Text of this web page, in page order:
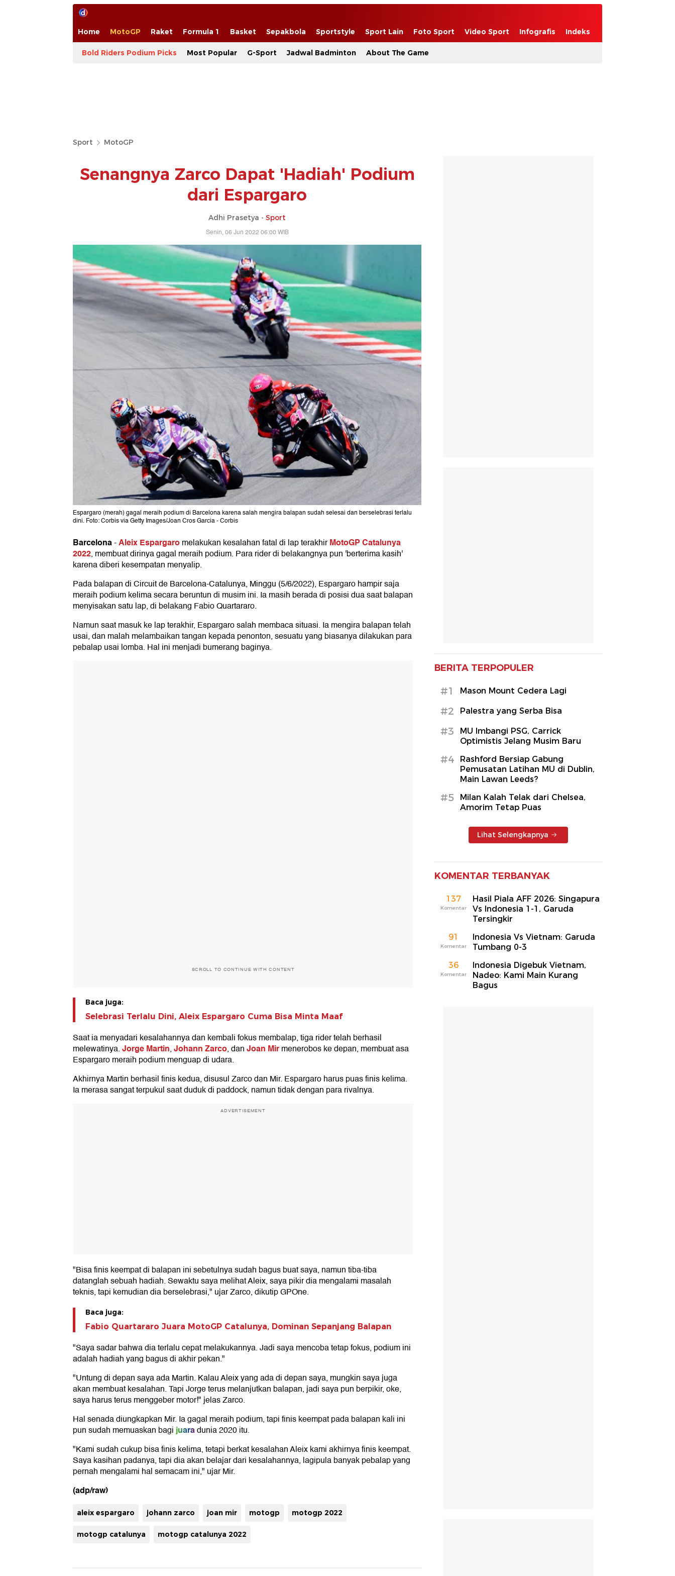
Home MotoGP Raket Formula 1 Basket Sepakbola Sportstyle Sport Lain Foto Sport Video Sport Infografis Indeks
Bold Riders Podium Picks Most Popular G-Sport Jadwal Badminton About The Game
Sport MotoGP
Senangnya Zarco Dapat 'Hadiah' Podium
dari Espargaro
Adhi Prasetya - Sport
Senin, 06 Jun 2022 06:00 WIB
Espargaro (merah) gagal meraih podium di Barcelona karena salah mengira balapan sudah selesai dan berselebrasi terlalu
dini. Foto: Corbis via Getty Images/Joan Cros Garcia - Corbis
Barcelona-Aleix Espargaromelakukan kesalahan fatal di lap terakhirMotoGP Catalunya
2022, membuat dirinya gagal meraih podium. Para rider di belakangnya pun 'berterima kasih'
karena diberi kesempatan menyalip.
Pada balapan di Circuit de Barcelona-Catalunya, Minggu (5/6/2022), Espargaro hampir saja
meraih podium kelima secara beruntun di musim ini. Ia masih berada di posisi dua saat balapan
menyisakan satu lap, di belakang Fabio Quartararo.
Namun saat masuk ke lap terakhir, Espargaro salah membaca situasi. Ia mengira balapan telah
usai, dan malah melambaikan tangan kepada penonton, sesuatu yang biasanya dilakukan para
pebalap usai lomba. Hal ini menjadi bumerang baginya.
SCROLL TO CONTINUE WITH CONTENT
Baca juga:
Selebrasi Terlalu Dini, Aleix Espargaro Cuma Bisa Minta Maaf
Saat ia menyadari kesalahannya dan kembali fokus membalap, tiga rider telah berhasil
melewatinya.Jorge Martin,Johann Zarco, danJoan Mirmenerobos ke depan, membuat asa
Espargaro meraih podium menguap di udara.
Akhirnya Martin berhasil finis kedua, disusul Zarco dan Mir. Espargaro harus puas finis kelima.
Ia merasa sangat terpukul saat duduk di paddock, namun tidak dengan para rivalnya.
ADVERTISEMENT
"Bisa finis keempat di balapan ini sebetulnya sudah bagus buat saya, namun tiba-tiba
datanglah sebuah hadiah. Sewaktu saya melihat Aleix, saya pikir dia mengalami masalah
teknis, tapi kemudian dia berselebrasi," ujar Zarco, dikutip GPOne.
Baca juga:
Fabio Quartararo Juara MotoGP Catalunya, Dominan Sepanjang Balapan
"Saya sadar bahwa dia terlalu cepat melakukannya. Jadi saya mencoba tetap fokus, podium ini
adalah hadiah yang bagus di akhir pekan."
"Untung di depan saya ada Martin. Kalau Aleix yang ada di depan saya, mungkin saya juga
akan membuat kesalahan. Tapi Jorge terus melanjutkan balapan, jadi saya pun berpikir, oke,
saya harus terus menggeber motor!" jelas Zarco.
Hal senada diungkapkan Mir. Ia gagal meraih podium, tapi finis keempat pada balapan kali ini
pun sudah memuaskan bagijuaradunia 2020 itu.
"Kami sudah cukup bisa finis kelima, tetapi berkat kesalahan Aleix kami akhirnya finis keempat.
Saya kasihan padanya, tapi dia akan belajar dari kesalahannya, lagipula banyak pebalap yang
pernah mengalami hal semacam ini," ujar Mir.
(adp/raw)
aleix espargaro johann zarco joan mir motogp motogp 2022
motogp catalunya motogp catalunya 2022
BERITA TERPOPULER
#1 Mason Mount Cedera Lagi
#2 Palestra yang Serba Bisa
#3
MU Imbangi PSG, Carrick
Optimistis Jelang Musim Baru
#4
Rashford Bersiap Gabung
Pemusatan Latihan MU di Dublin,
Main Lawan Leeds?
#5
Milan Kalah Telak dari Chelsea,
Amorim Tetap Puas
Lihat Selengkapnya
KOMENTAR TERBANYAK
137
Komentar
Hasil Piala AFF 2026: Singapura
Vs Indonesia 1-1, Garuda
Tersingkir
91
Komentar
Indonesia Vs Vietnam: Garuda
Tumbang 0-3
36
Komentar
Indonesia Digebuk Vietnam,
Nadeo: Kami Main Kurang
Bagus